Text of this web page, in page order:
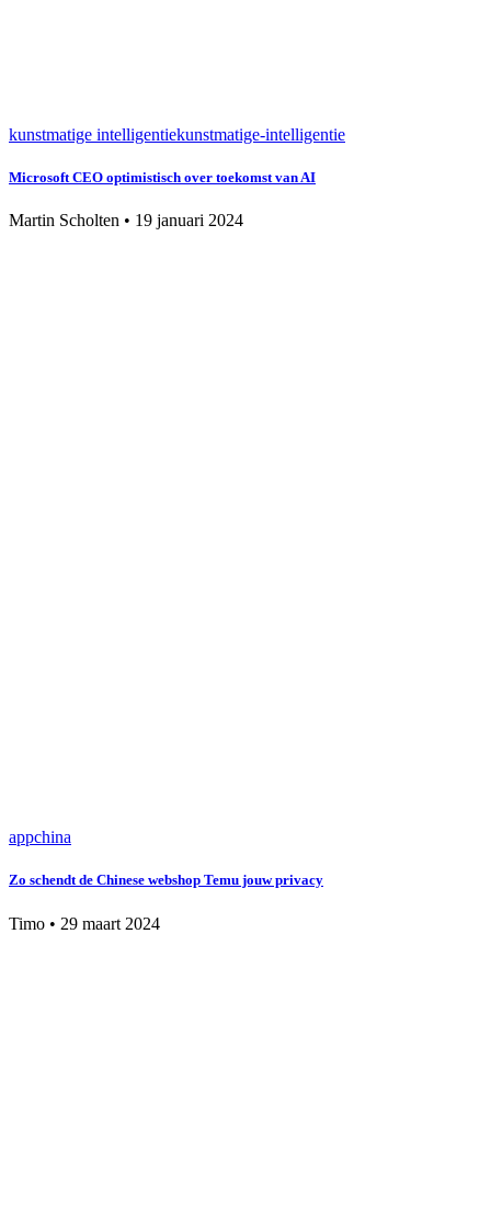
kunstmatige intelligentiekunstmatige-intelligentie
Microsoft CEO optimistisch over toekomst van AI
Martin Scholten • 19 januari 2024
appchina
Zo schendt de Chinese webshop Temu jouw privacy
Timo • 29 maart 2024